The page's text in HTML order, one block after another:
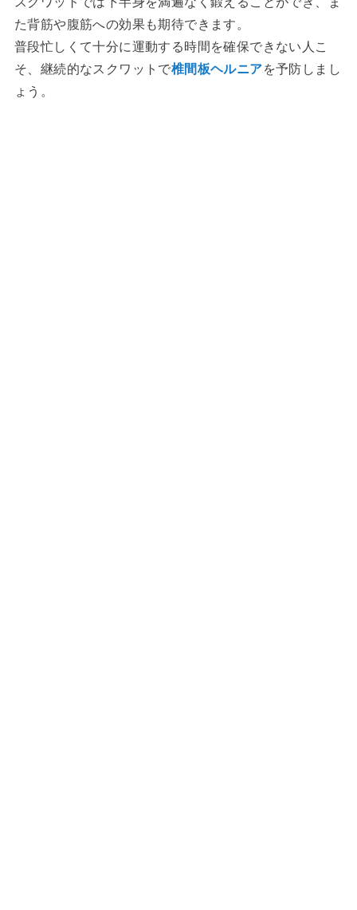
た背筋や腹筋への効果も期待できます。
普段忙しくて十分に運動する時間を確保できない人こ
そ、継続的なスクワットで椎間板ヘルニアを予防しまし
ょう。